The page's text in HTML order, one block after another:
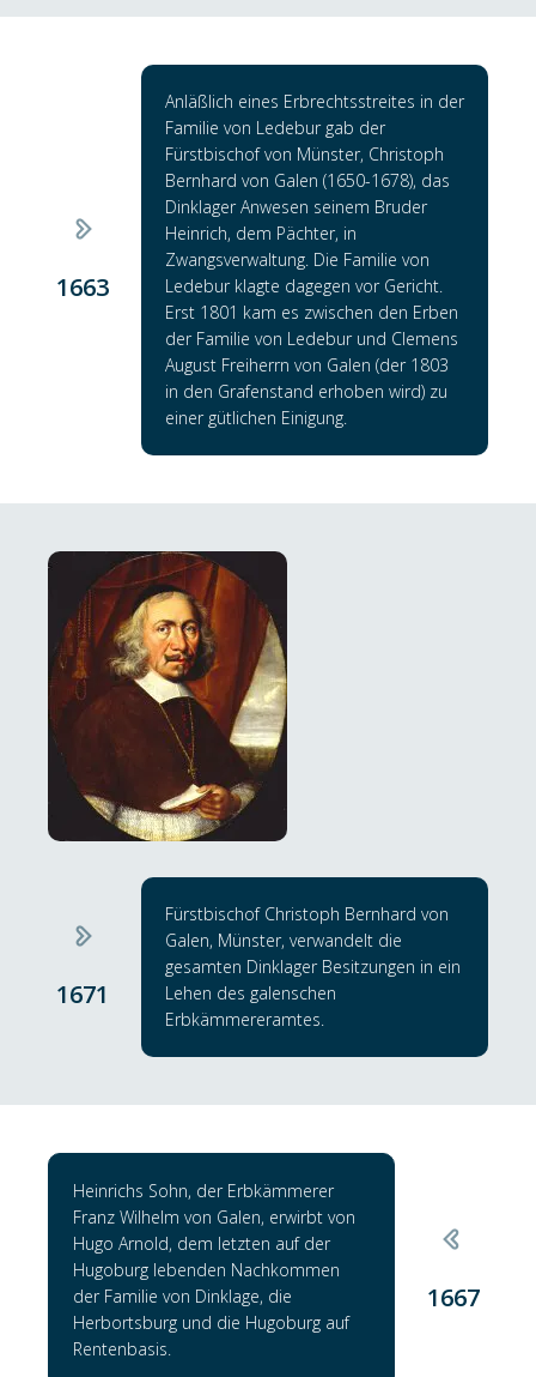
1663
Anläßlich eines Erbrechtsstreites in der
Familie von Ledebur gab der
Fürstbischof von Münster, Christoph
Bernhard von Galen (1650-1678), das
Dinklager Anwesen seinem Bruder
Heinrich, dem Pächter, in
Zwangsverwaltung. Die Familie von
Ledebur klagte dagegen vor Gericht.
Erst 1801 kam es zwischen den Erben
der Familie von Ledebur und Clemens
August Freiherrn von Galen (der 1803
in den Grafenstand erhoben wird) zu
einer gütlichen Einigung.
1671
Fürstbischof Christoph Bernhard von
Galen, Münster, verwandelt die
gesamten Dinklager Besitzungen in ein
Lehen des galenschen
Erbkämmereramtes.
Heinrichs Sohn, der Erbkämmerer
Franz Wilhelm von Galen, erwirbt von
Hugo Arnold, dem letzten auf der
Hugoburg lebenden Nachkommen
der Familie von Dinklage, die
Herbortsburg und die Hugoburg auf
Rentenbasis.
1667